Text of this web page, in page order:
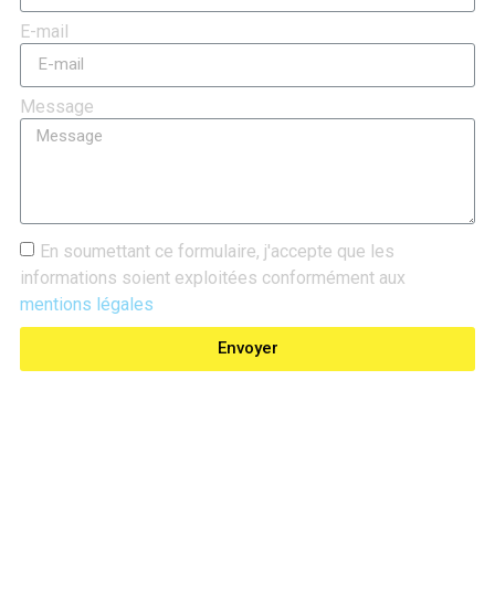
E-mail
Message
En soumettant ce formulaire, j'accepte que les
informations soient exploitées conformément aux
mentions légales
Envoyer